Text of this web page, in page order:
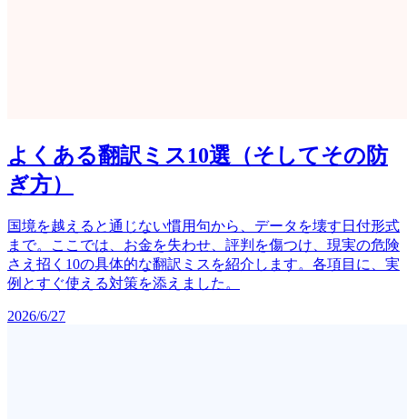
よくある翻訳ミス10選（そしてその防
ぎ方）
国境を越えると通じない慣用句から、データを壊す日付形式
まで。ここでは、お金を失わせ、評判を傷つけ、現実の危険
さえ招く10の具体的な翻訳ミスを紹介します。各項目に、実
例とすぐ使える対策を添えました。
2026/6/27